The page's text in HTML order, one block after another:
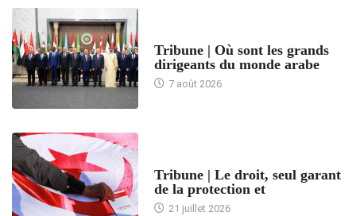
Tribune | Où sont les grands
dirigeants du monde arabe
7 août 2026
Tribune | Le droit, seul garant
de la protection et
21 juillet 2026